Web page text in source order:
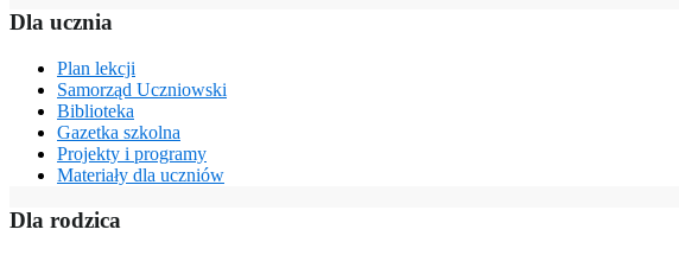
Dla ucznia
Plan lekcji
Samorząd Uczniowski
Biblioteka
Gazetka szkolna
Projekty i programy
Materiały dla uczniów
Dla rodzica